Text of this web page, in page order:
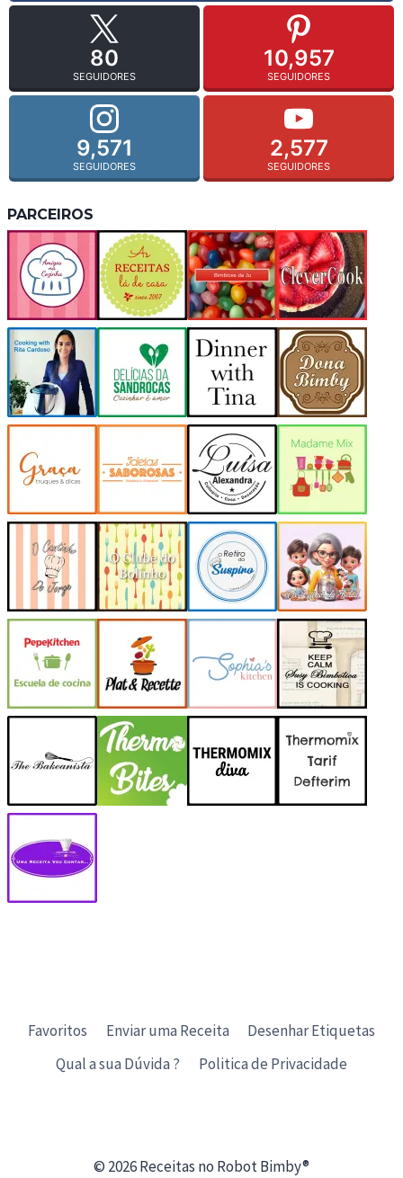
80
SEGUIDORES
10,957
SEGUIDORES
9,571
SEGUIDORES
2,577
SEGUIDORES
PARCEIROS
Favoritos Enviar uma Receita
Desenhar Etiquetas
Qual a sua Dúvida ?
Politica de Privacidade
© 2026 Receitas no Robot Bimby®